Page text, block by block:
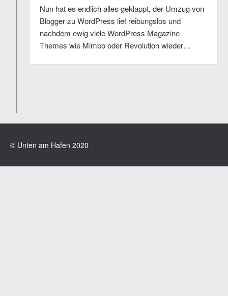
Nun hat es endlich alles geklappt, der Umzug von
Blogger zu WordPress lief reibungslos und
nachdem ewig viele WordPress Magazine
Themes wie Mimbo oder Revolution wieder…
© Unten am Hafen 2020